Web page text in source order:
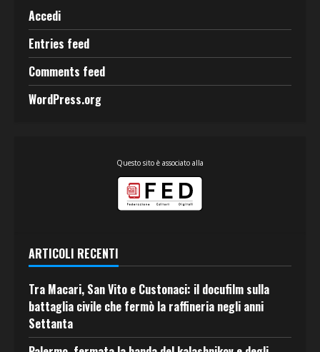
Accedi
Entries feed
Comments feed
WordPress.org
Questo sito è associato alla
ARTICOLI RECENTI
Tra Macari, San Vito e Custonaci: il docufilm sulla
battaglia civile che fermò la raffineria negli anni
Settanta